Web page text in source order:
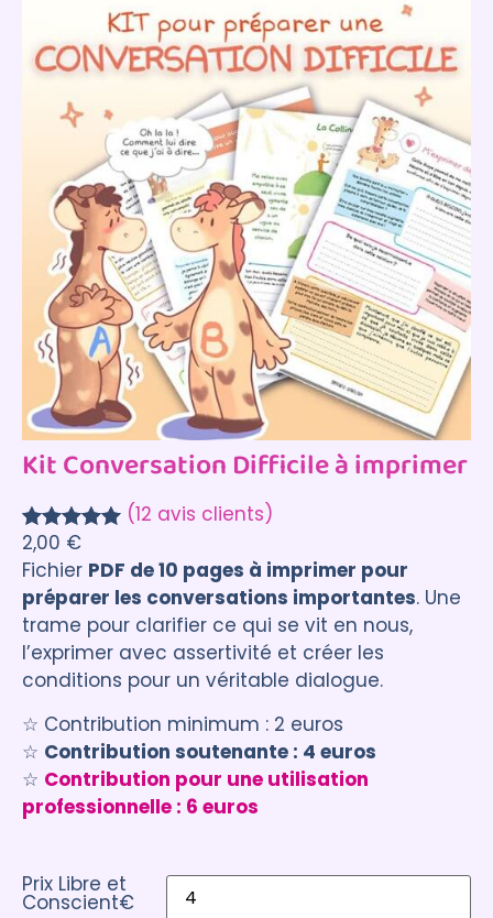
Kit Conversation Difficile à imprimer
Noté5.00
sur 5
basé sur
12
notations
client
(12 avis clients)
2,00 €
Fichier PDF de 10 pages à imprimer pour
préparer les conversations importantes. Une
trame pour clarifier ce qui se vit en nous,
l’exprimer avec assertivité et créer les
conditions pour un véritable dialogue.
☆ Contribution minimum : 2 euros
☆ Contribution soutenante : 4 euros
☆ Contribution pour une utilisation
professionnelle : 6 euros
Prix Libre et
Conscient€